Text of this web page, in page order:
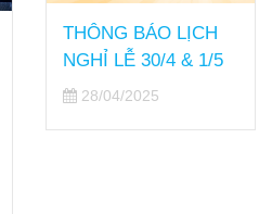
THÔNG BÁO LỊCH
NGHỈ LỄ 30/4 & 1/5
28/04/2025